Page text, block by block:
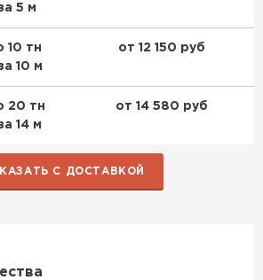
5 м
10 тн
10 м
от 12 150 руб
20 тн
14 м
от 14 580 руб
С ДОСТАВКОЙ